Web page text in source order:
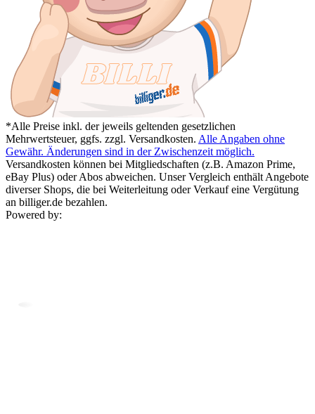
*Alle Preise inkl. der jeweils geltenden gesetzlichen
Mehrwertsteuer, ggfs. zzgl. Versandkosten. Alle Angaben ohne
Gewähr. Änderungen sind in der Zwischenzeit möglich.
Versandkosten können bei Mitgliedschaften (z.B. Amazon Prime,
eBay Plus) oder Abos abweichen. Unser Vergleich enthält Angebote
diverser Shops, die bei Weiterleitung oder Verkauf eine Vergütung
an billiger.de bezahlen.
Powered by: